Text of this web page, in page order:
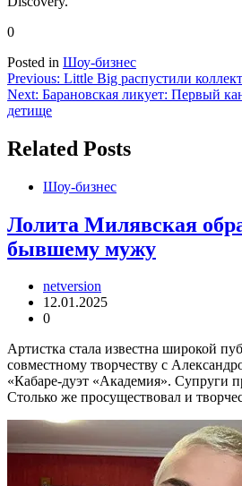
0
Posted in Шоу-бизнес
Навигация
по
Previous: Little Big распустили
Next: Барановская ликует: Первый
детище
Related Posts
Шоу-бизнес
Лолита Милявская
бывшему мужу
netversion
12.01.2025
0
Артистка стала известна широкой
совместному творчеству с
«Кабаре-дуэт «Академия». Супруги
Столько же просуществовал и